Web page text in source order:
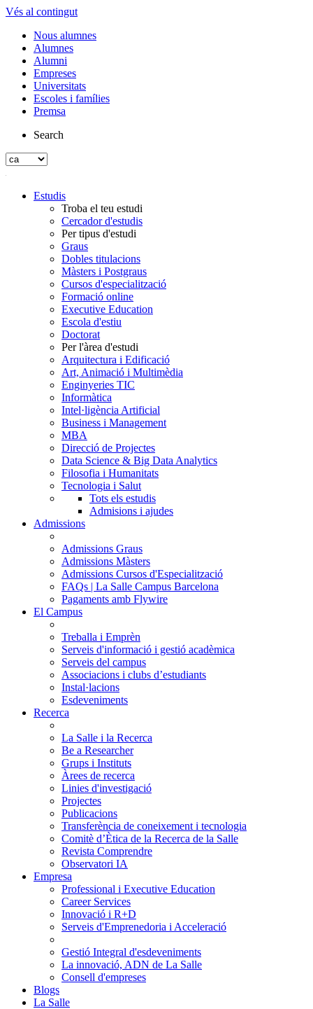
Vés al contingut
Nous alumnes
Alumnes
Alumni
Empreses
Universitats
Escoles i famílies
Premsa
Search
Estudis
Troba el teu estudi
Cercador d'estudis
Per tipus d'estudi
Graus
Dobles titulacions
Màsters i Postgraus
Cursos d'especialització
Formació online
Executive Education
Escola d'estiu
Doctorat
Per l'àrea d'estudi
Arquitectura i Edificació
Art, Animació i Multimèdia
Enginyeries TIC
Informàtica
Intel·ligència Artificial
Business i Management
MBA
Direcció de Projectes
Data Science & Big Data Analytics
Filosofia i Humanitats
Tecnologia i Salut
Tots els estudis
Admisions i ajudes
Admissions
Admissions Graus
Admissions Màsters
Admissions Cursos d'Especialització
FAQs | La Salle Campus Barcelona
Pagaments amb Flywire
El Campus
Treballa i Emprèn
Serveis d'informació i gestió acadèmica
Serveis del campus
Associacions i clubs d’estudiants
Instal·lacions
Esdeveniments
Recerca
La Salle i la Recerca
Be a Researcher
Grups i Instituts
Àrees de recerca
Linies d'investigació
Projectes
Publicacions
Transferència de coneixement i tecnologia
Comitè d’Ètica de la Recerca de la Salle
Revista Comprendre
Observatori IA
Empresa
Professional i Executive Education
Career Services
Innovació i R+D
Serveis d'Emprenedoria i Acceleració
Gestió Integral d'esdeveniments
La innovació, ADN de La Salle
Consell d'empreses
Blogs
La Salle